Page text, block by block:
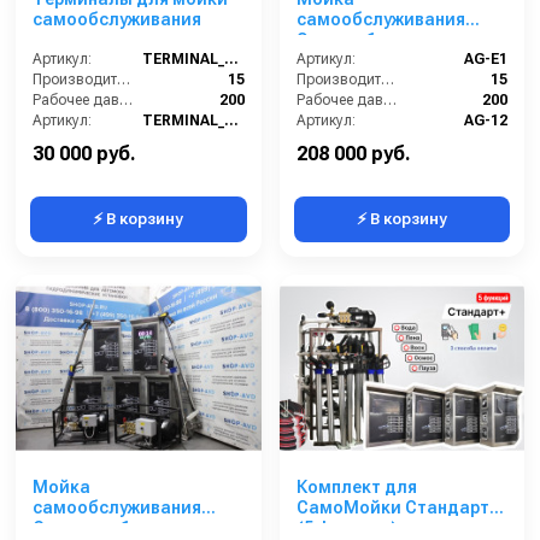
Выезд сервисного специалиста на вашу мойку 24/7
Гибкая система скидок на оборудование
Обзор оборудования:
самообслуживания
Артикул:
TERMINAL_MSO
Производительность (л/мин):
15
Рабочее давление (бар):
200
Артикул:
TERMINAL_MSO
Страна-производитель:
30 000 руб.
⚡ В корзину
самообслуживания
Эконом 1 пост
Артикул:
AG-E1
Производительность (л/мин):
15
Рабочее давление (бар):
200
Артикул:
AG-12
208 000 руб.
⚡ В корзину
Мойка
самообслуживания
Стандарт 1 пост
Комплект для
СамоМойки Стандарт+
(5 функции)